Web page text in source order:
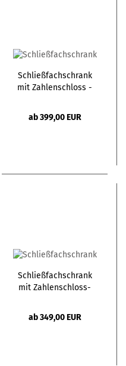
Schließfachschrank
mit Zahlenschloss -
ab 399,00 EUR
Schließfachschrank
mit Zahlenschloss-
große Türe
ab 349,00 EUR